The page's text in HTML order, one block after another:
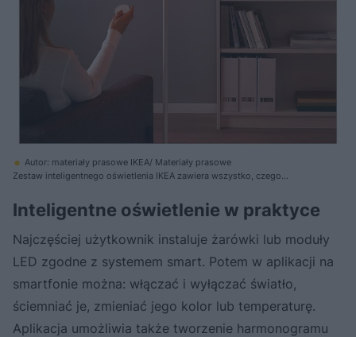
Autor: materiały prasowe IKEA/ Materiały prasowe
Zestaw inteligentnego oświetlenia IKEA zawiera wszystko, czego
oświetlenia. Do pilota możesz podłączyć więcej żarówek LED, paneli
świetlnych lub drzwi z podświetleniem albo zdecydować się na czujnik
aplikację IKEA Home smart można wykorzystać do utworzenia kilku grup
źródeł światła i kontrolować je na różne sposoby
Inteligentne oświetlenie w praktyce
Najczęściej użytkownik instaluje żarówki lub moduły
LED zgodne z systemem smart. Potem w aplikacji na
smartfonie można: włączać i wyłączać światło,
ściemniać je, zmieniać jego kolor lub temperaturę.
Aplikacja umożliwia także tworzenie harmonogramu